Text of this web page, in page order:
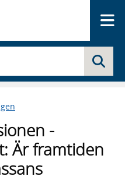
-
Är framtiden